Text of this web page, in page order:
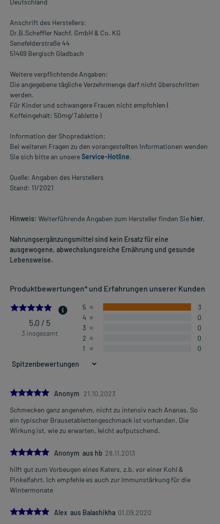
Deutschland
Anschrift des Herstellers:
Dr.B.Scheffler Nachf. GmbH & Co. KG
Senefelderstraße 44
51469 Bergisch Gladbach
Weitere verpflichtende Angaben:
Die angegebene tägliche Verzehrmenge darf nicht überschritten
werden.
Für Kinder und schwangere Frauen nicht empfohlen (
Koffeingehalt: 50mg/Tablette )
Information der Shopredaktion:
Bei weiteren Fragen zu den vorangestellten Informationen wenden
Sie sich bitte an unsereService-Hotline.
Quelle: Angaben des Herstellers
Stand: 11/2021
Hinweis: Weiterführende Angaben zum Hersteller finden Sie hier.
Nahrungsergänzungsmittel sind kein Ersatz für eine
ausgewogene, abwechslungsreiche Ernährung und gesunde
Lebensweise.
Produktbewertungen* und Erfahrungen unserer Kunden
5.0
5,0 / 5
3 insgesamt
5
3
4
0
3
0
2
0
1
0
5.0Anonym 21.10.2023
Schmecken ganz angenehm, nicht zu intensiv nach Ananas. So
ein typischer Brausetablettengeschmack ist vorhanden. Die
Wirkung ist, wie zu erwarten, leicht aufputschend.
5.0Anonym aus hb 28.11.2013
hilft gut zum Vorbeugen eines Katers, z.b. vor einer Kohl &
Pinkelfahrt. Ich empfehle es auch zur Immunstärkung für die
Wintermonate
5.0Alex aus Balashikha 01.09.2020